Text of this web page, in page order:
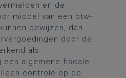
en de
middel van een btw-
bewijzen, dan
door de
als
een algemene fiscale
controle op de